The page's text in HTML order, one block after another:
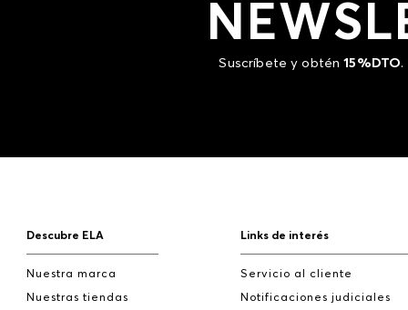
Suscríbete y obtén15%DTO.
Descubre ELA
Nuestra marca
Nuestras tiendas
Links de interés
Servicio al cliente
Notificaciones judiciales